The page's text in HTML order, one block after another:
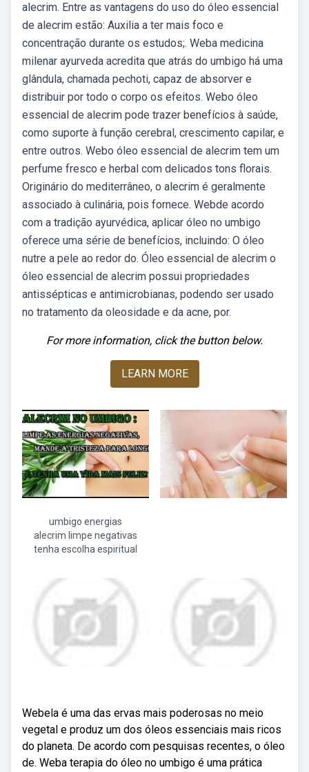
alecrim. Entre as vantagens do uso do óleo essencial
de alecrim estão: Auxilia a ter mais foco e
concentração durante os estudos;. Weba medicina
milenar ayurveda acredita que atrás do umbigo há uma
glândula, chamada pechoti, capaz de absorver e
distribuir por todo o corpo os efeitos. Webo óleo
essencial de alecrim pode trazer benefícios à saúde,
como suporte à função cerebral, crescimento capilar, e
entre outros. Webo óleo essencial de alecrim tem um
perfume fresco e herbal com delicados tons florais.
Originário do mediterrâneo, o alecrim é geralmente
associado à culinária, pois fornece. Webde acordo
com a tradição ayurvédica, aplicar óleo no umbigo
oferece uma série de benefícios, incluindo: O óleo
nutre a pele ao redor do. Óleo essencial de alecrim o
óleo essencial de alecrim possui propriedades
antissépticas e antimicrobianas, podendo ser usado
no tratamento da oleosidade e da acne, por.
For more information, click the button below.
LEARN MORE
umbigo energias
alecrim limpe negativas
tenha escolha espiritual
Webela é uma das ervas mais poderosas no meio
vegetal e produz um dos óleos essenciais mais ricos
do planeta. De acordo com pesquisas recentes, o óleo
de. Weba terapia do óleo no umbigo é uma prática